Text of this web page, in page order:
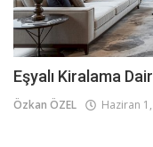
Eşyalı Kiralama
Özkan ÖZEL Haziran